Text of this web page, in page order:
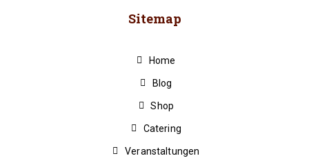
Sitemap
Home
Blog
Shop
Catering
Veranstaltungen